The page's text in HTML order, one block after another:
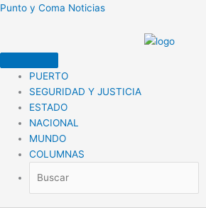
Ir
Punto y Coma Noticias
PUERTO
SEGURIDAD Y JUSTICIA
ESTADO
NACIONAL
MUNDO
COLUMNAS